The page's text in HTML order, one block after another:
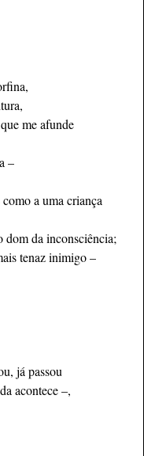
me afunde
–
a uma criança
dom da inconsciência;
tenaz inimigo –
já passou
acontece –,